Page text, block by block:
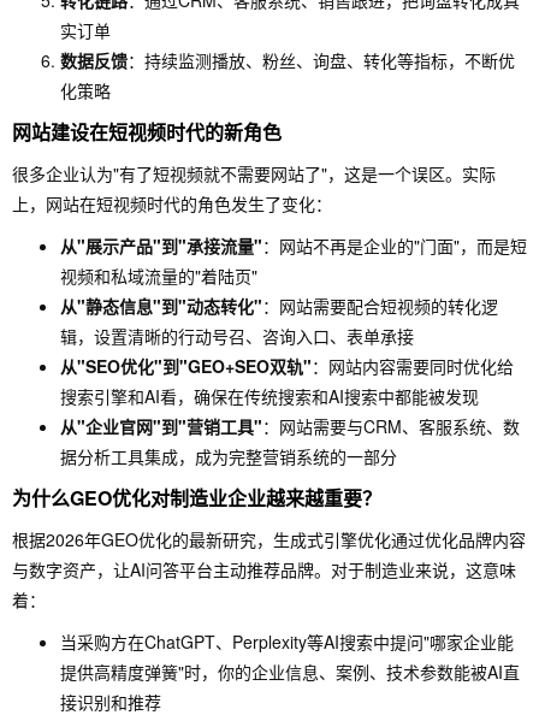
实订单
数据反馈：持续监测播放、粉丝、询盘、转化等指标，不断优
化策略
网站建设在短视频时代的新角色
很多企业认为"有了短视频就不需要网站了"，这是一个误区。实际
上，网站在短视频时代的角色发生了变化：
从"展示产品"到"承接流量"：网站不再是企业的"门面"，而是短
视频和私域流量的"着陆页"
从"静态信息"到"动态转化"：网站需要配合短视频的转化逻
辑，设置清晰的行动号召、咨询入口、表单承接
从"SEO优化"到"GEO+SEO双轨"：网站内容需要同时优化给
搜索引擎和AI看，确保在传统搜索和AI搜索中都能被发现
从"企业官网"到"营销工具"：网站需要与CRM、客服系统、数
据分析工具集成，成为完整营销系统的一部分
为什么GEO优化对制造业企业越来越重要？
根据2026年GEO优化的最新研究，生成式引擎优化通过优化品牌内容
与数字资产，让AI问答平台主动推荐品牌。对于制造业来说，这意味
着：
当采购方在ChatGPT、Perplexity等AI搜索中提问"哪家企业能
提供高精度弹簧"时，你的企业信息、案例、技术参数能被AI直
接识别和推荐